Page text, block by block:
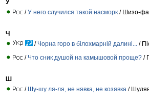
У
/У него случился такой насморк / Шизо-
Ч
/ Чорна горо в білохмарній далині... /
/ Что сник душой на камышовой проще? /
Ш
/ Шу-шу ля-ля, не нявка, не козявка /